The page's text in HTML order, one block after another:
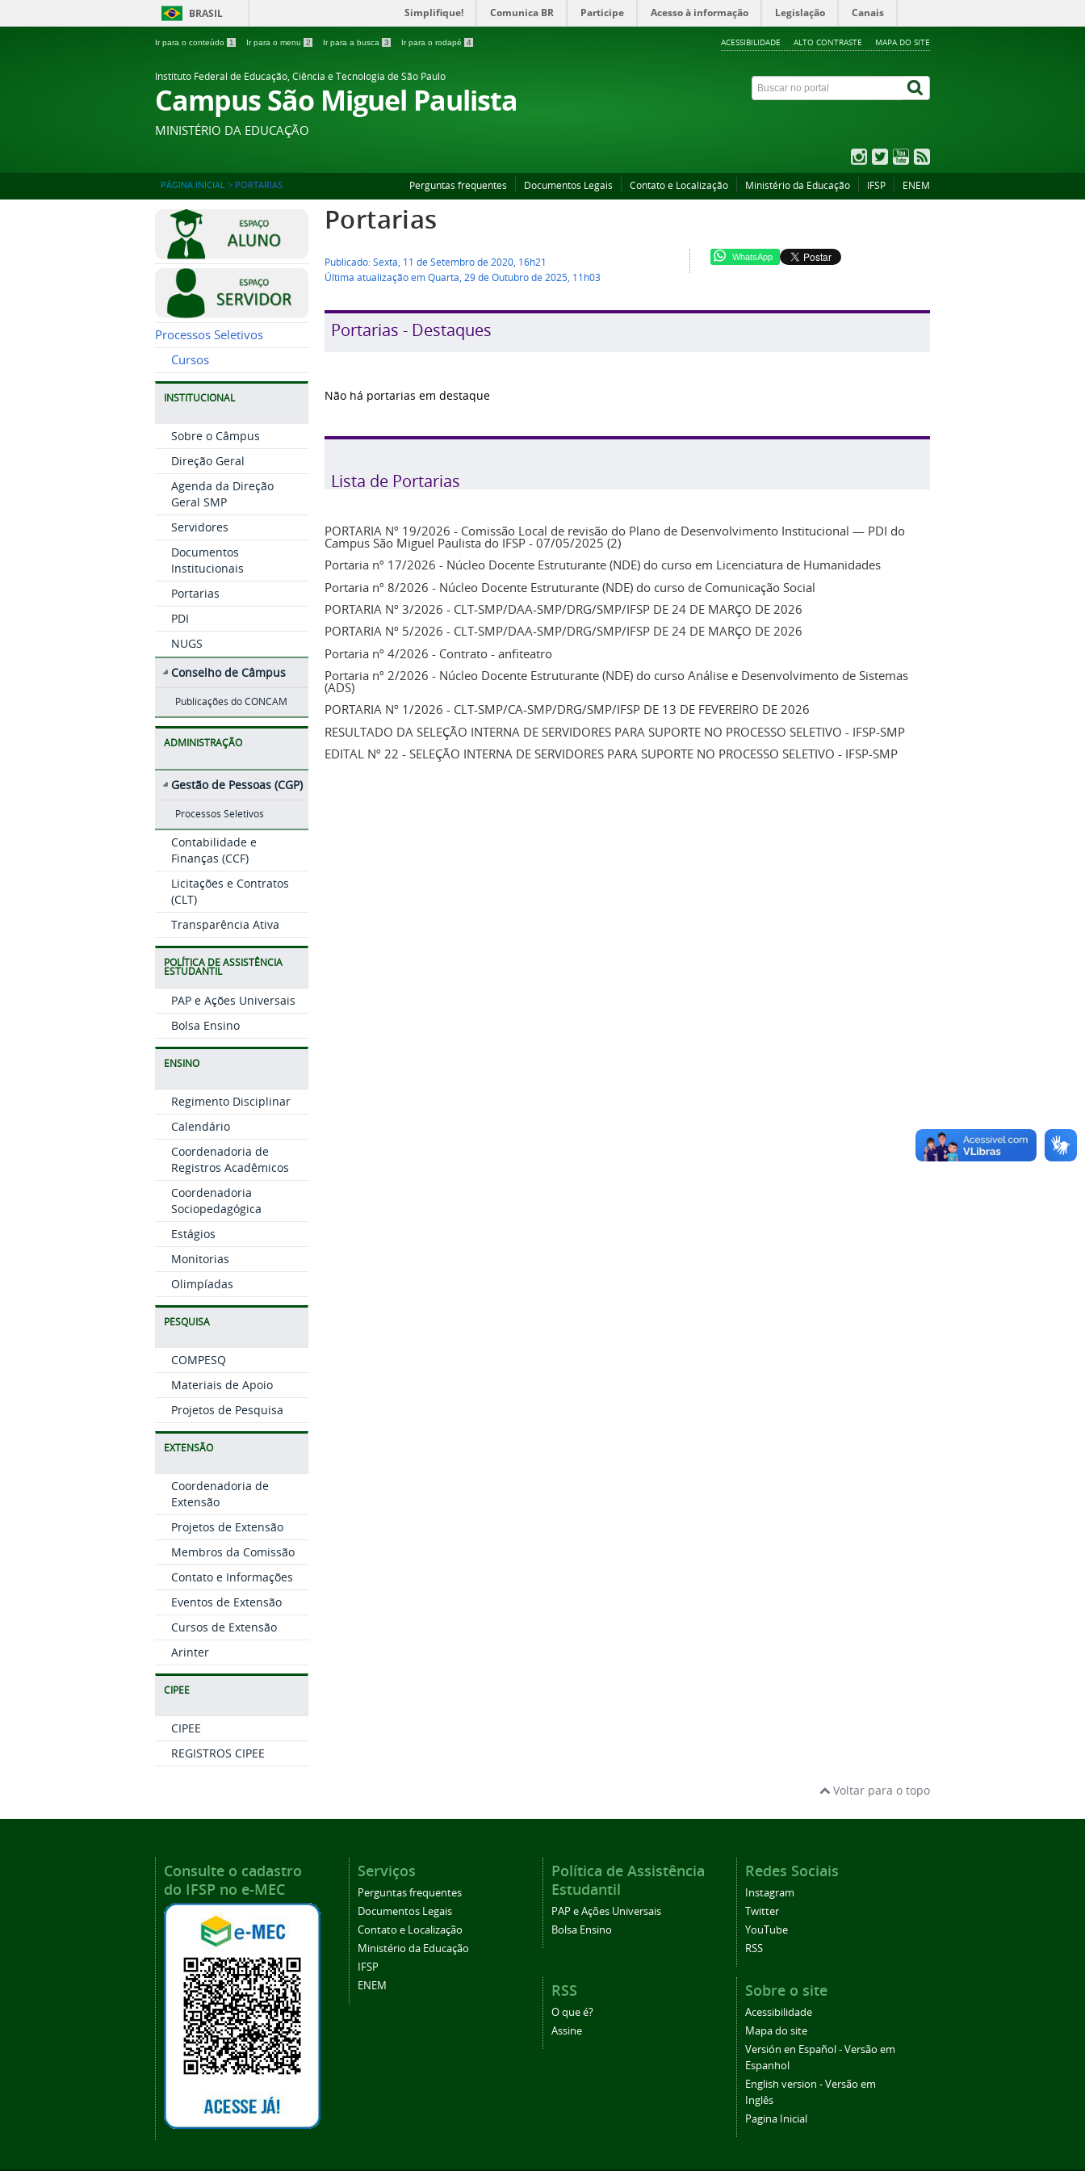
BRASIL Simplifique! Comunica BR Participe Acesso à informação Legislação Canais
Ir para o conteúdo 1 Ir para o menu 2 Ir para a busca 3 Ir para o rodapé 4 ACESSIBILIDADE ALTO CONTRASTE MAPA DO SITE
Instituto Federal de Educação, Ciência e Tecnologia de São Paulo
Campus São Miguel Paulista
MINISTÉRIO DA EDUCAÇÃO
Perguntas frequentes Documentos Legais Contato e Localização Ministério da Educação IFSP ENEM
PÁGINA INICIAL > PORTARIAS
Processos Seletivos
Cursos
INSTITUCIONAL
Sobre o Câmpus
Direção Geral
Agenda da Direção
Geral SMP
Servidores
Documentos
Institucionais
Portarias
PDI
NUGS
Conselho de Câmpus
Publicações do CONCAM
ADMINISTRAÇÃO
Gestão de Pessoas (CGP)
Processos Seletivos
Contabilidade e
Finanças (CCF)
Licitações e Contratos
(CLT)
Transparência Ativa
POLÍTICA DE ASSISTÊNCIA
ESTUDANTIL
PAP e Ações Universais
Bolsa Ensino
ENSINO
Regimento Disciplinar
Calendário
Coordenadoria de
Registros Acadêmicos
Coordenadoria
Sociopedagógica
Estágios
Monitorias
Olimpíadas
PESQUISA
COMPESQ
Materiais de Apoio
Projetos de Pesquisa
EXTENSÃO
Coordenadoria de
Extensão
Projetos de Extensão
Membros da Comissão
Contato e Informações
Eventos de Extensão
Cursos de Extensão
Arinter
CIPEE
CIPEE
REGISTROS CIPEE
Portarias
Publicado: Sexta, 11 de Setembro de 2020, 16h21
Última atualização em Quarta, 29 de Outubro de 2025, 11h03
WhatsApp
Portarias - Destaques
Não há portarias em destaque
Lista de Portarias
PORTARIA Nº 19/2026 - Comissão Local de revisão do Plano de Desenvolvimento Institucional — PDI do
Campus São Miguel Paulista do IFSP - 07/05/2025 (2)
Portaria nº 17/2026 - Núcleo Docente Estruturante (NDE) do curso em Licenciatura de Humanidades
Portaria nº 8/2026 - Núcleo Docente Estruturante (NDE) do curso de Comunicação Social
PORTARIA Nº 3/2026 - CLT-SMP/DAA-SMP/DRG/SMP/IFSP DE 24 DE MARÇO DE 2026
PORTARIA Nº 5/2026 - CLT-SMP/DAA-SMP/DRG/SMP/IFSP DE 24 DE MARÇO DE 2026
Portaria nº 4/2026 - Contrato - anfiteatro
Portaria nº 2/2026 - Núcleo Docente Estruturante (NDE) do curso Análise e Desenvolvimento de Sistemas
(ADS)
PORTARIA Nº 1/2026 - CLT-SMP/CA-SMP/DRG/SMP/IFSP DE 13 DE FEVEREIRO DE 2026
RESULTADO DA SELEÇÃO INTERNA DE SERVIDORES PARA SUPORTE NO PROCESSO SELETIVO - IFSP-SMP
EDITAL Nº 22 - SELEÇÃO INTERNA DE SERVIDORES PARA SUPORTE NO PROCESSO SELETIVO - IFSP-SMP
Voltar para o topo
Consulte o cadastro
do IFSP no e-MEC
Serviços
Perguntas frequentes
Documentos Legais
Contato e Localização
Ministério da Educação
IFSP
ENEM
Política de Assistência
Estudantil
PAP e Ações Universais
Bolsa Ensino
Redes Sociais
Instagram
Twitter
YouTube
RSS
RSS
O que é?
Assine
Sobre o site
Acessibilidade
Mapa do site
Versión en Español - Versão em
Espanhol
English version - Versão em
Inglês
Pagina Inicial